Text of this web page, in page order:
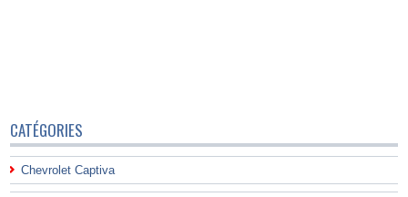
CATÉGORIES
Chevrolet Captiva